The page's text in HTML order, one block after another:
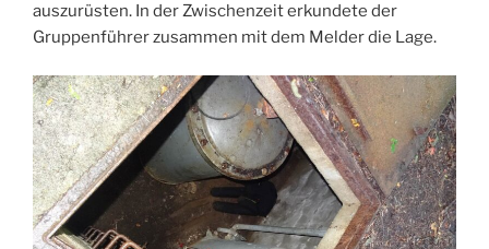
auszurüsten. In der Zwischenzeit erkundete der
Gruppenführer zusammen mit dem Melder die Lage.